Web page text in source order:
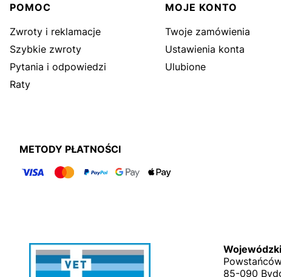
Linki w stopce
POMOC
Zwroty i reklamacje
Szybkie zwroty
Pytania i odpowiedzi
Raty
MOJE KONTO
Twoje zamówienia
Ustawienia konta
Ulubione
METODY PŁATNOŚCI
85-090